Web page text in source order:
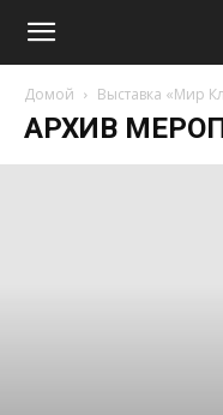
Домой Выставка «Мир
АРХИВ